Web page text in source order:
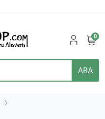
ARA
0